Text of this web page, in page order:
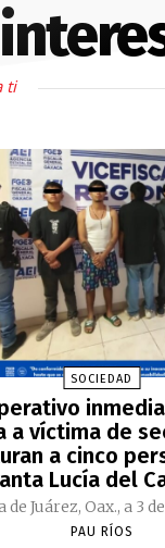
ti
SOCIEDAD
a víctima de
a cinco
Lucía del
de Juárez, Oax., a 3
PAU RÍOS